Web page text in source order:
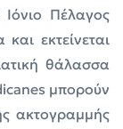
Πέλαγος
εκτείνεται
θάλασσα
μπορούν
ακτογραμμής